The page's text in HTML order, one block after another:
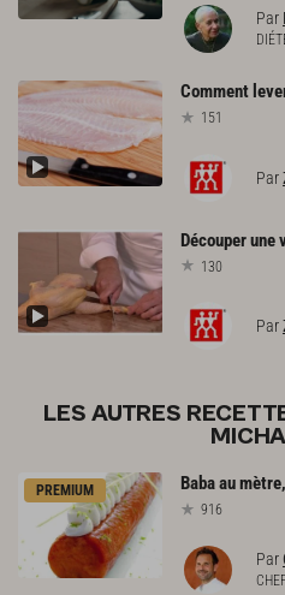
Par
Comment
151
Par
Découperune
130
Par
LES AUTRES
PREMIUM Babaaumètre,
916
Par